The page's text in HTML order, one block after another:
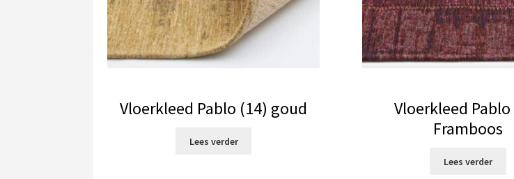
Vloerkleed Pablo (14) goud
Lees verder
Vloerkleed Pablo
Framboos
Lees verder